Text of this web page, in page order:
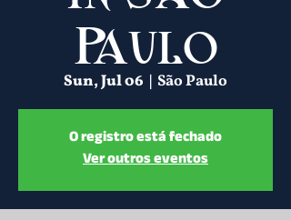
Paulo
Sun, Jul 06
  |
São Paulo
O registro está fechado
Ver outros eventos